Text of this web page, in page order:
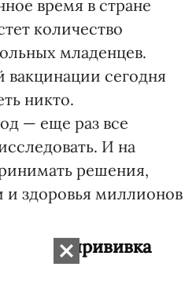
время в стране
количество
младенцев.
вакцинации сегодня
никто.
— еще раз все
И на
решения,
здоровья миллионов
как прививка